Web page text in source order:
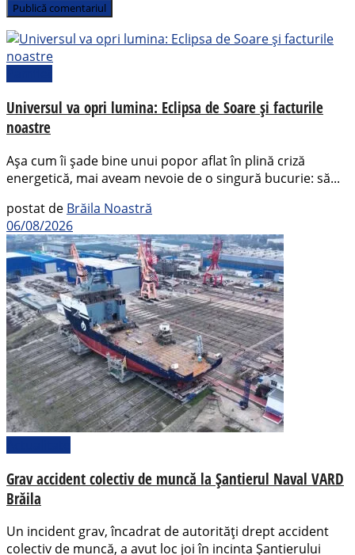
Universul va opri lumina: Eclipsa de Soare și facturile
noastre
Așa cum îi șade bine unui popor aflat în plină criză
energetică, mai aveam nevoie de o singură bucurie: să...
postat de Brăila Noastră
06/08/2026
Grav accident colectiv de muncă la Șantierul Naval VARD
Brăila
Un incident grav, încadrat de autorități drept accident
colectiv de muncă, a avut loc joi în incinta Șantierului